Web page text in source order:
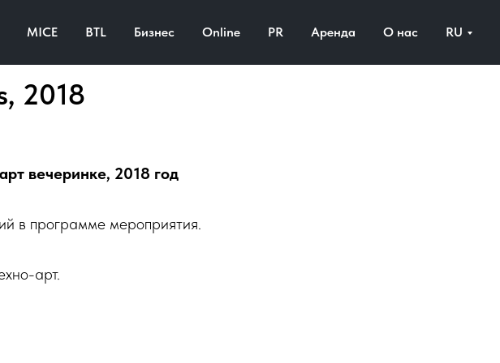
MICE BTL Бизнес Online PR Аренда О нас RU
2018
вечеринке, 2018 год
в программе мероприятия.
арт.